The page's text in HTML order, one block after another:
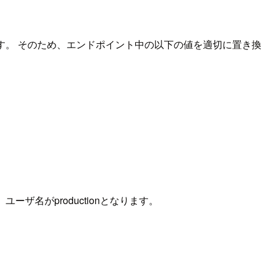
そのため、エンドポイント中の以下の値を適切に置き換
ーザ名がproductionとなります。